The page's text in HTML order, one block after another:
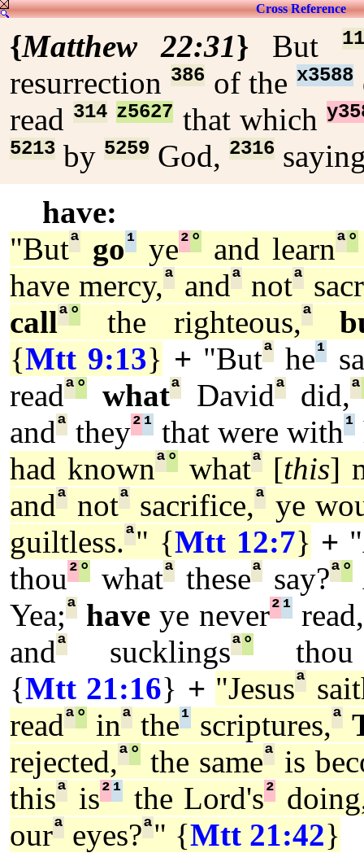
Cross Reference
{Matthew 22:31} But
resurrection 386of the x3588
read 314 z5627 that which
5213 by 5259 God, 2316
have:
"Butª go¹ ye²° and learnª°
have mercy,ª andª notª
callª° the righteous,ª
{Mtt 9:13} + "Butª he¹
readª° whatªDavidªdid,ª
andª they²¹ that were with¹
had knownª°whatª [this]
andª notª sacrifice,ª ye
guiltless.ª" {Mtt 12:7} +
thou²° whatªtheseªsay?ª°
Yea;ª have ye never²¹read,
andª sucklingsª°
thou
{Mtt 21:16} + "Jesusª
readª° inª the¹ scriptures,ª
rejected,ª° the sameª is
thisª is²¹the Lord's²
ourª eyes?ª" {Mtt 21:42}